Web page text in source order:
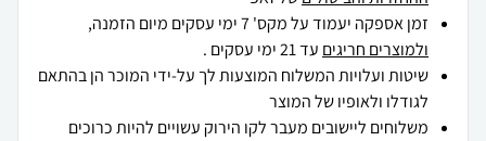
זמן אספקה יעמוד על מקס' 7 ימי עסקים מיום הזמנה,
ולמוצרים חריגים עד 21 ימי עסקים .
שיטות ועלויות המשלוח המוצעות לך על-ידי המוכר הן בהתאם
לגודלו ולאופיו של המוצר
משלוחים ליישובים מעבר לקו הירוק עשויים להיות כרוכים